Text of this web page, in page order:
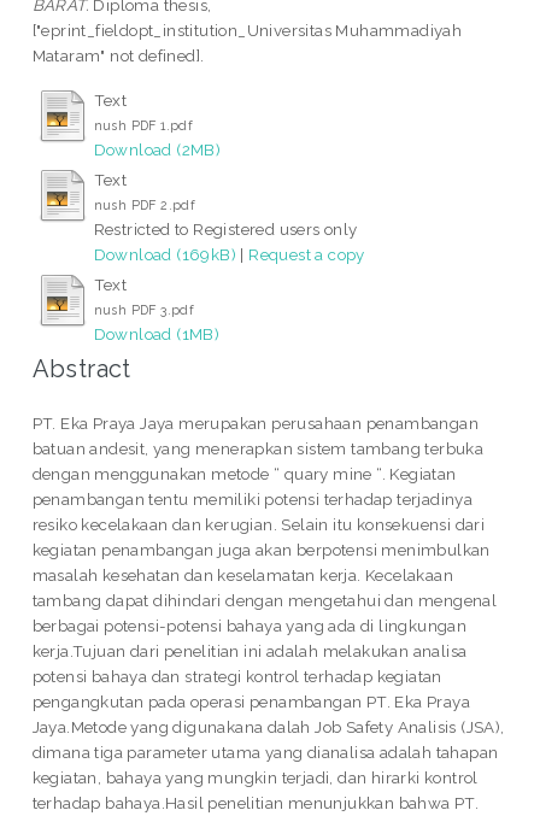
BARAT. Diploma thesis,
["eprint_fieldopt_institution_Universitas Muhammadiyah
Mataram" not defined].
Text
nush PDF 1.pdf
Download (2MB)
Text
nush PDF 2.pdf
Restricted to Registered users only
Download (169kB) | Request a copy
Text
nush PDF 3.pdf
Download (1MB)
Abstract
PT. Eka Praya Jaya merupakan perusahaan penambangan
batuan andesit, yang menerapkan sistem tambang terbuka
dengan menggunakan metode “ quary mine “. Kegiatan
penambangan tentu memiliki potensi terhadap terjadinya
resiko kecelakaan dan kerugian. Selain itu konsekuensi dari
kegiatan penambangan juga akan berpotensi menimbulkan
masalah kesehatan dan keselamatan kerja. Kecelakaan
tambang dapat dihindari dengan mengetahui dan mengenal
berbagai potensi-potensi bahaya yang ada di lingkungan
kerja.Tujuan dari penelitian ini adalah melakukan analisa
potensi bahaya dan strategi kontrol terhadap kegiatan
pengangkutan pada operasi penambangan PT. Eka Praya
Jaya.Metode yang digunakana dalah Job Safety Analisis (JSA),
dimana tiga parameter utama yang dianalisa adalah tahapan
kegiatan, bahaya yang mungkin terjadi, dan hirarki kontrol
terhadap bahaya.Hasil penelitian menunjukkan bahwa PT.